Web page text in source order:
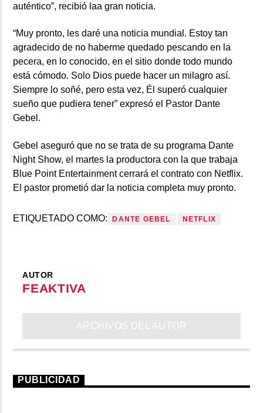
auténtico”, recibió laa gran noticia.
“Muy pronto, les daré una noticia mundial. Estoy tan
agradecido de no haberme quedado pescando en la
pecera, en lo conocido, en el sitio donde todo mundo
está cómodo. Solo Dios puede hacer un milagro así.
Siempre lo soñé, pero esta vez, Él superó cualquier
sueño que pudiera tener” expresó el Pastor Dante
Gebel.
Gebel aseguró que no se trata de su programa Dante
Night Show, el martes la productora con la que trabaja
Blue Point Entertainment cerrará el contrato con Netflix.
El pastor prometió dar la noticia completa muy pronto.
ETIQUETADO COMO: DANTE GEBEL NETFLIX
AUTOR
FEAKTIVA
ARCHIVOS DEL AUTOR
PUBLICIDAD